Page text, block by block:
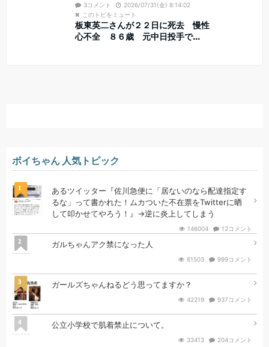
3コメント
2026/07/31(金) 8:14:02
このトピをミュート
板東英二さんが２２日に死去 慢性
心不全 ８６歳 元中日投手で...
ボイちゃん 人気トピック
1
あるツイッター『佐川急便に「居ないのなら配達指定す
るな」って書かれた！ムカついた不在票をTwitterに晒
して叩かせてやろう！』→逆に炎上してしまう
146004 12コメント
2 ガルちゃんアク禁になった人
61503 999コメント
3 ガールズちゃんねるどう思ってますか？
42219 937コメント
4 公立小学校で肌着禁止について。
33413 204コメント